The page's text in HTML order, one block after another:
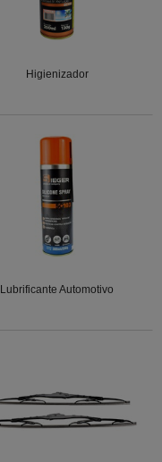
Higienizador
Lubrificante Automotivo